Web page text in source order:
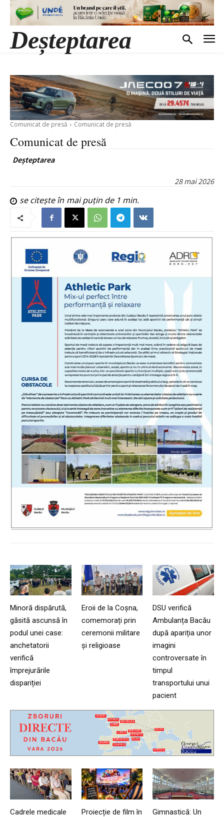
Deșteptarea
Comunicat de presă Comunicat de presă
Comunicat de presă
Deșteptarea
28 mai 2026
se citește în mai puțin de 1 min.
Minoră dispărută,
găsită ascunsă în
podul unei case:
anchetatorii
verifică
împrejurările
dispariției
Eroii de la Coșna,
comemorați prin
ceremonii militare
și religioase
DSU verifică
Ambulanța Bacău
după apariția unor
imagini
controversate în
timpul
transportului unui
pacient
Cadrele medicale
Proiecție de film în
Gimnastică: Un